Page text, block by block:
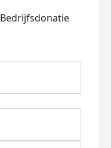
Bedrijfsdonatie